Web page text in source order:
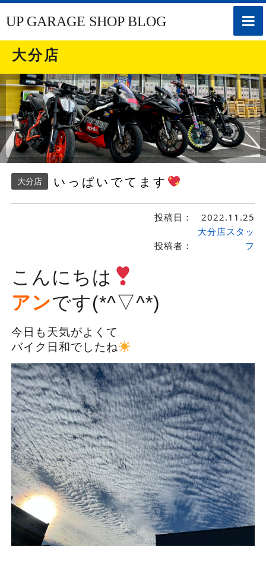
toggle
UP GARAGE SHOP BLOG
大分店
大分店 いっぱいでてます
投稿日： 2022.11.25
投稿者：
大分店スタッ
フ
こんにちは
アンです(*^▽^*)
今日も天気がよくて
バイク日和でしたね